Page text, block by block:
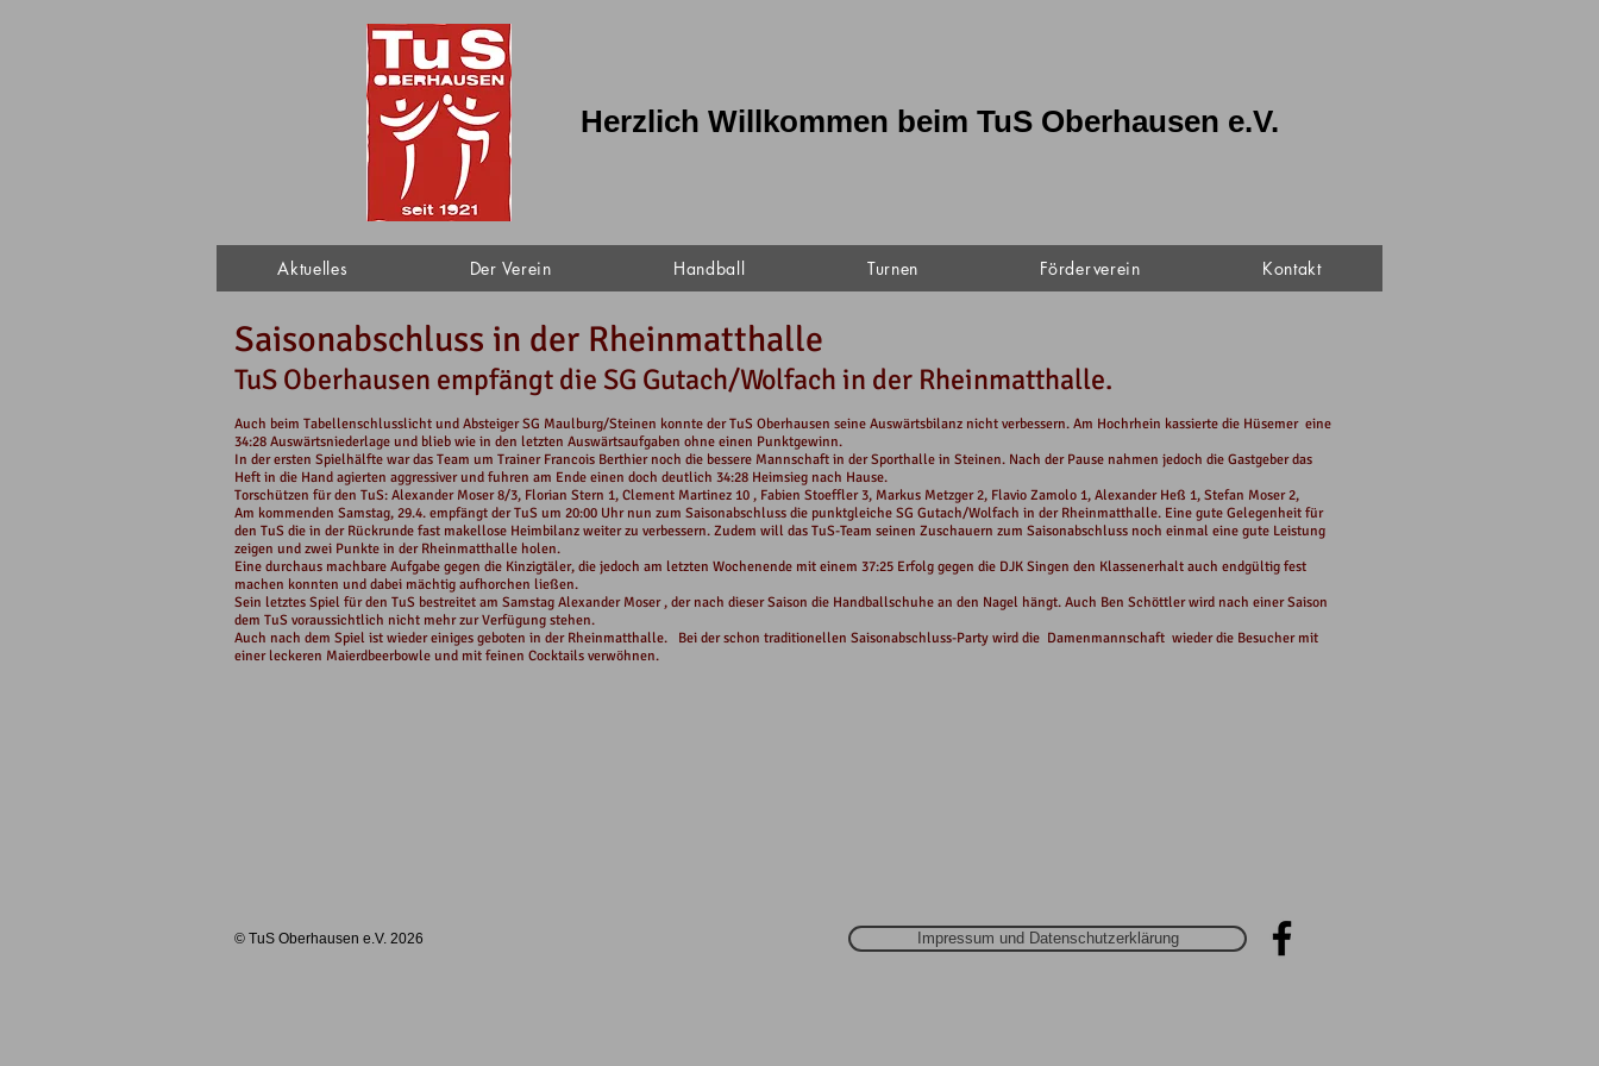
Herzlich Willkommen beim TuS Oberhausen e.V.
Aktuelles Der Verein Handball Turnen Förderverein Kontakt
Saisonabschluss in der Rheinmatthalle
TuS Oberhausen empfängt die SG Gutach/Wolfach in der Rheinmatthalle.
Auch beim Tabellenschlusslicht und Absteiger SG Maulburg/Steinen konnte der TuS Oberhausen seine Auswärtsbilanz nicht verbessern. Am Hochrhein kassierte die Hüsemer eine
34:28 Auswärtsniederlage und blieb wie in den letzten Auswärtsaufgaben ohne einen Punktgewinn.
In der ersten Spielhälfte war das Team um Trainer Francois Berthier noch die bessere Mannschaft in der Sporthalle in Steinen. Nach der Pause nahmen jedoch die Gastgeber das
Heft in die Hand agierten aggressiver und fuhren am Ende einen doch deutlich 34:28 Heimsieg nach Hause.
Torschützen für den TuS: Alexander Moser 8/3, Florian Stern 1, Clement Martinez 10 , Fabien Stoeffler 3, Markus Metzger 2, Flavio Zamolo 1, Alexander Heß 1, Stefan Moser 2,
Am kommenden Samstag, 29.4. empfängt der TuS um 20:00 Uhr nun zum Saisonabschluss die punktgleiche SG Gutach/Wolfach in der Rheinmatthalle. Eine gute Gelegenheit für
den TuS die in der Rückrunde fast makellose Heimbilanz weiter zu verbessern. Zudem will das TuS-Team seinen Zuschauern zum Saisonabschluss noch einmal eine gute Leistung
zeigen und zwei Punkte in der Rheinmatthalle holen.
Eine durchaus machbare Aufgabe gegen die Kinzigtäler, die jedoch am letzten Wochenende mit einem 37:25 Erfolg gegen die DJK Singen den Klassenerhalt auch endgültig fest
machen konnten und dabei mächtig aufhorchen ließen.
Sein letztes Spiel für den TuS bestreitet am Samstag Alexander Moser , der nach dieser Saison die Handballschuhe an den Nagel hängt. Auch Ben Schöttler wird nach einer Saison
dem TuS voraussichtlich nicht mehr zur Verfügung stehen.
Auch nach dem Spiel ist wieder einiges geboten in der Rheinmatthalle. Bei der schon traditionellen Saisonabschluss-Party wird die Damenmannschaft wieder die Besucher mit
einer leckeren Maierdbeerbowle und mit feinen Cocktails verwöhnen.
© TuS Oberhausen e.V. 2026 Impressum und Datenschutzerklärung